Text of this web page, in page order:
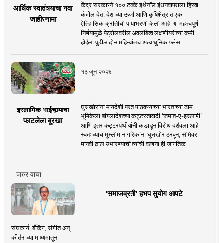
आर्थिक स्वातंत्र्याचा नवा
जाहीरनामा
केंद्र सरकारने १०० टक्के इथेनॉल इंधनवापराला हिरवा
कंदील देत, देशाच्या ऊर्जा आणि कृषिक्षेत्रात एका
ऐतिहासिक क्रांतीची पायाभरणी केली आहे. या महत्त्वपूर्ण
निर्णयामुळे पेट्रोलवरील अवलंबित्व लक्षणीयरीत्या कमी
होईल. पुढील दोन महिन्यांतच अत्याधुनिक फ्लेस ..
१३ जून २०२६
इस्लामिक भाईचार्‍याचा
फाटलेला बुरखा
घुसखोरांना मायदेशी परत पाठवण्याच्या भारताच्या ठाम
भूमिकेला बांगलादेशच्या कट्टरतावादी ‘जमात-ए-इस्लामी’
आणि इतर कट्टरपंथीयांनी कडाडून विरोध दर्शवला आहे.
स्वतःच्याच मुस्लीम नागरिकांना घुसखोर ठरवून, सीमेवर
मानवी ढाल उभारण्याची त्यांची वल्गना ही जागतिक ..
जरुर वाचा
'समाजव्रती' हभप सुयोग आपटे
संघकार्य, बँकिंग, संगीत अन्
कीर्तनाच्या माध्यमातून